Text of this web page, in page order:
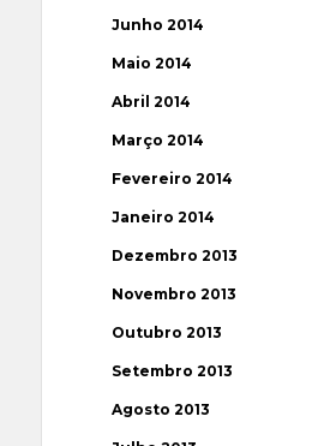
Junho 2014
Maio 2014
Abril 2014
Março 2014
Fevereiro 2014
Janeiro 2014
Dezembro 2013
Novembro 2013
Outubro 2013
Setembro 2013
Agosto 2013